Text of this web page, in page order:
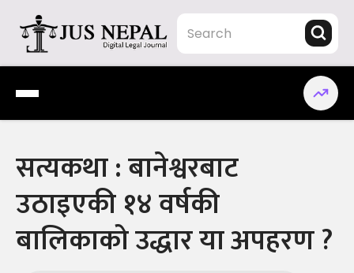
content
Jus Nepal | www.jusnepal.com
Digital Legal Journal
सत्यकथा : बानेश्वरबाट
उठाइएकी १४ वर्षकी
बालिकाको उद्धार या अपहरण ?